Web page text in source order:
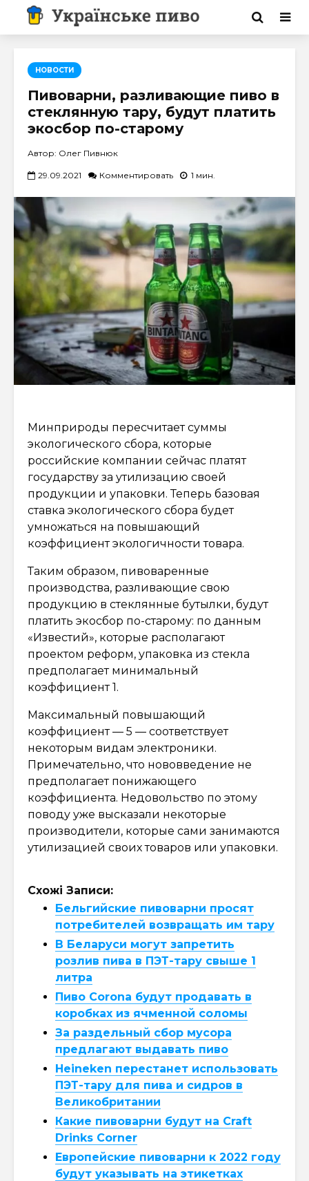
НОВОСТИ
Пивоварни, разливающие пиво в
стеклянную тару, будут платить
экосбор по-старому
Автор: Олег Пивнюк
29.09.2021 Комментировать 1 мин.
Минприроды пересчитает суммы
экологического сбора, которые
российские компании сейчас платят
государству за утилизацию своей
продукции и упаковки. Теперь базовая
ставка экологического сбора будет
умножаться на повышающий
коэффициент экологичности товара.
Таким образом, пивоваренные
производства, разливающие свою
продукцию в стеклянные бутылки, будут
платить экосбор по-старому: по данным
«Известий», которые располагают
проектом реформ, упаковка из стекла
предполагает минимальный
коэффициент 1.
Максимальный повышающий
коэффициент — 5 — соответствует
некоторым видам электроники.
Примечательно, что нововведение не
предполагает понижающего
коэффициента. Недовольство по этому
поводу уже высказали некоторые
производители, которые сами занимаются
утилизацией своих товаров или упаковки.
Схожі Записи:
Бельгийские пивоварни просят
потребителей возвращать им тару
В Беларуси могут запретить
розлив пива в ПЭТ-тару свыше 1
литра
Пиво Corona будут продавать в
коробках из ячменной соломы
За раздельный сбор мусора
предлагают выдавать пиво
Heineken перестанет использовать
ПЭТ-тару для пива и сидров в
Великобритании
Какие пивоварни будут на Craft
Drinks Corner
Европейские пивоварни к 2022 году
будут указывать на этикетках